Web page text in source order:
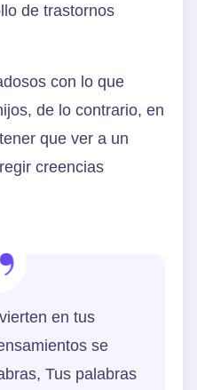
de trastornos
con lo que
de lo contrario, en
que ver a un
creencias
en tus
se
Tus palabras